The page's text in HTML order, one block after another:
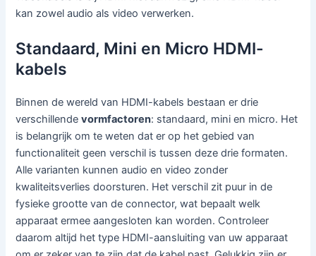
kan zowel audio als video verwerken.
Standaard, Mini en Micro HDMI-
kabels
Binnen de wereld van HDMI-kabels bestaan er drie
verschillendevormfactoren: standaard, mini en micro. Het
is belangrijk om te weten dat er op het gebied van
functionaliteit geen verschil is tussen deze drie formaten.
Alle varianten kunnen audio en video zonder
kwaliteitsverlies doorsturen. Het verschil zit puur in de
fysieke grootte van de connector, wat bepaalt welk
apparaat ermee aangesloten kan worden. Controleer
daarom altijd het type HDMI-aansluiting van uw apparaat